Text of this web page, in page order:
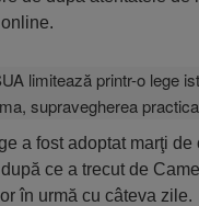
a fost adoptat marţi de
ce a trecut de
în urmă cu câteva zile.